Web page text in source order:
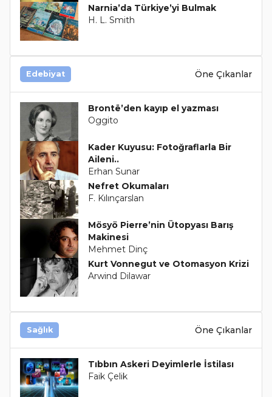
Narnia’da Türkiye’yi Bulmak
H. L. Smith
Edebiyat Öne Çıkanlar
Brontë’den kayıp el yazması
Oggito
Kader Kuyusu: Fotoğraflarla Bir
Aileni..
Erhan Sunar
Nefret Okumaları
F. Kılınçarslan
Mösyö Pierre’nin Ütopyası Barış
Makinesi
Mehmet Dinç
Kurt Vonnegut ve Otomasyon Krizi
Arwind Dilawar
Sağlık Öne Çıkanlar
Tıbbın Askeri Deyimlerle İstilası
Faik Çelik